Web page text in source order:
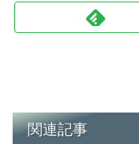
関連記事